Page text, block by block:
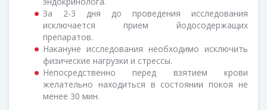
За 2-3 дня до проведения исследования
исключается прием йодосодержащих
препаратов.
Накануне исследования необходимо исключить
физические нагрузки и стрессы.
Непосредственно перед взятием крови
желательно находиться в состоянии покоя не
менее 30 мин.